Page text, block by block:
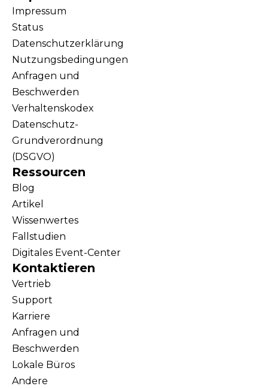
Impressum
Status
Datenschutzerklärung
Nutzungsbedingungen
Anfragen und
Beschwerden
Verhaltenskodex
Datenschutz-
Grundverordnung
(DSGVO)
Ressourcen
Blog
Artikel
Wissenwertes
Fallstudien
Digitales Event-Center
Kontaktieren
Vertrieb
Support
Karriere
Anfragen und
Beschwerden
Lokale Büros
Andere